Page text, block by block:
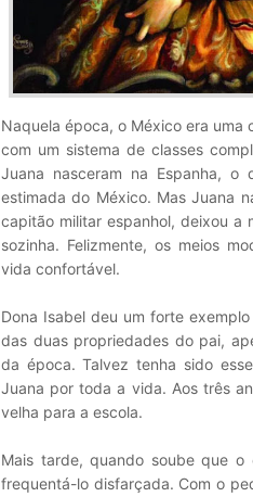
Naquela época, o México era uma
com um sistema de classes
Juana nasceram na Espanha, o
estimada do México. Mas Juana
capitão militar espanhol, deixou a
sozinha. Felizmente, os meios
vida confortável.
Dona Isabel deu um forte
das duas propriedades do pai,
da época. Talvez tenha sido
Juana por toda a vida. Aos três
velha para a escola.
Mais tarde, quando soube que o
frequentá-lo disfarçada. Com o